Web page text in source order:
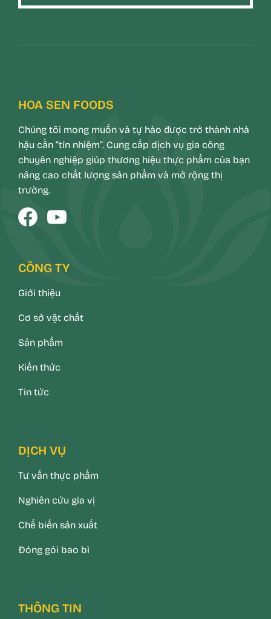
HOA SEN FOODS
Chúng tôi mong muốn và tự hào được trở thành nhà
hậu cần “tín nhiệm”. Cung cấp dịch vụ gia công
chuyên nghiệp giúp thương hiệu thực phẩm của bạn
nâng cao chất lượng sản phẩm và mở rộng thị
trường.
CÔNG TY
Giới thiệu
Cơ sở vật chất
Sản phẩm
Kiến thức
Tin tức
DỊCH VỤ
Tư vấn thực phẩm
Nghiên cứu gia vị
Chế biến sản xuất
Đóng gói bao bì
THÔNG TIN